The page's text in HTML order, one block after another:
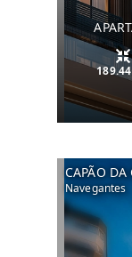
CAPÃO DA
Navegantes